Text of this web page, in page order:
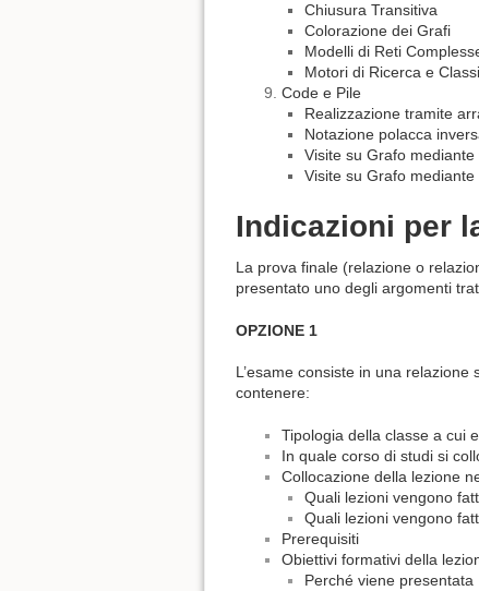
Chiusura Transitiva
Colorazione dei Grafi
Modelli di Reti
Motori di Ricerca e
Code e Pile
Realizzazione tramite
Notazione polacca
Visite su Grafo
Visite su Grafo
Indicazioni per
La prova finale (relazione o
presentato uno degli argomenti
OPZIONE 1
L’esame consiste in una
contenere:
Tipologia della classe a cui
In quale corso di studi si
Collocazione della lezione
Quali lezioni vengono
Quali lezioni vengono
Prerequisiti
Obiettivi formativi della
Perché viene presentata